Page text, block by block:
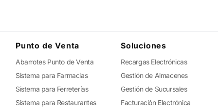
Punto de Venta
Abarrotes Punto de Venta
Sistema para Farmacias
Sistema para Ferreterías
Sistema para Restaurantes
Soluciones
Recargas Electrónicas
Gestión de Almacenes
Gestión de Sucursales
Facturación Electrónica